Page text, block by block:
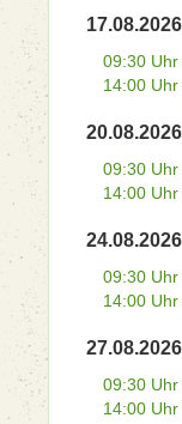
17.08.2026
09:30 Uhr
14:00 Uhr
20.08.2026
09:30 Uhr
14:00 Uhr
24.08.2026
09:30 Uhr
14:00 Uhr
27.08.2026
09:30 Uhr
14:00 Uhr